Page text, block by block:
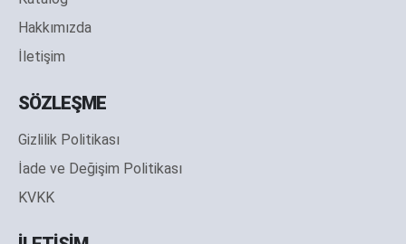
Hakkımızda
İletişim
SÖZLEŞME
Gizlilik Politikası
İade ve Değişim Politikası
KVKK